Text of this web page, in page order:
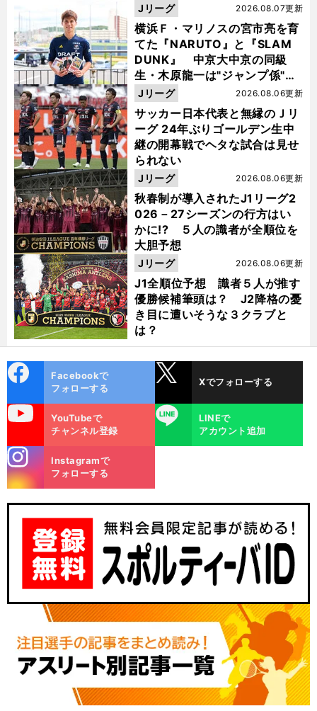
横浜Ｆ・マリノスの宮市亮を育
てた『NARUTO』と『SLAM
DUNK』 中京大中京の同級
生・木原龍一は"ジャンプ係"だ
った
2026.08.07更新
Jリーグ
サッカー日本代表と無縁のＪリ
ーグ 24年ぶりゴールデン生中
継の開幕戦でヘタな試合は見せ
られない
2026.08.06更新
Jリーグ
秋春制が導入されたJ1リーグ2
026－27シーズンの行方はい
かに!? ５人の識者が全順位を
大胆予想
2026.08.06更新
Jリーグ
J1全順位予想 識者５人が推す
優勝候補筆頭は？ J2降格の憂
き目に遭いそうな３クラブと
は？
2026.08.06更新
Jリーグ
ok
Facebookで
フォローする
Xでフォローする
YouTubeで
チャンネル登録
LINE
LINEで
アカウント追加
m
Instagramで
フォローする